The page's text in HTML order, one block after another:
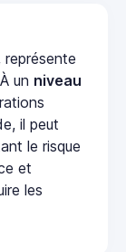
un niveau
il peut
le risque
et
les